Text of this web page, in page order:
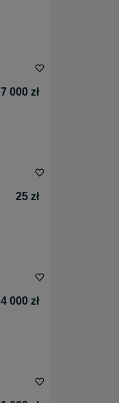
7 000 zł
25 zł
4 000 zł